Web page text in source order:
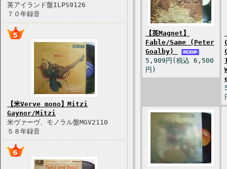
英アイランド盤ILPS9126
７０年録音
【米Verve mono】Mitzi
Gaynor/Mitzi
米ヴァーヴ、モノラル盤MGV2110
５８年録音
【英Magnet】
Fable/Same (Peter
Goalby)
5,909円(税込 6,500
円)